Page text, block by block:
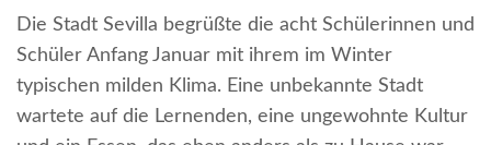
Die Stadt Sevilla begrüßte die acht Schülerinnen und
Schüler Anfang Januar mit ihrem im Winter
typischen milden Klima. Eine unbekannte Stadt
wartete auf die Lernenden, eine ungewohnte Kultur